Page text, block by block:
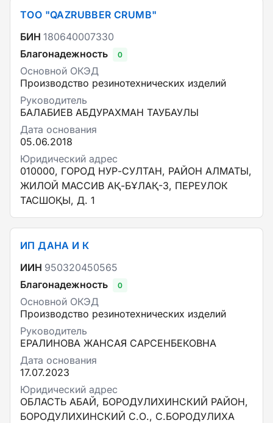
ТОО "QAZRUBBER CRUMB"
БИН 180640007330
Благонадежность
0
Основной ОКЭД
Производство резинотехнических изделий
Руководитель
БАЛАБИЕВ АБДУРАХМАН ТАУБАУЛЫ
Дата основания
05.06.2018
Юридический адрес
010000, ГОРОД НУР-СУЛТАН, РАЙОН АЛМАТЫ,
ЖИЛОЙ МАССИВ АҚ-БҰЛАҚ-3, ПЕРЕУЛОК
ТАСШОҚЫ, Д. 1
ИП ДАНА И К
ИИН 950320450565
Благонадежность
0
Основной ОКЭД
Производство резинотехнических изделий
Руководитель
ЕРАЛИНОВА ЖАНСАЯ САРСЕНБЕКОВНА
Дата основания
17.07.2023
Юридический адрес
ОБЛАСТЬ АБАЙ, БОРОДУЛИХИНСКИЙ РАЙОН,
БОРОДУЛИХИНСКИЙ С.О., С.БОРОДУЛИХА